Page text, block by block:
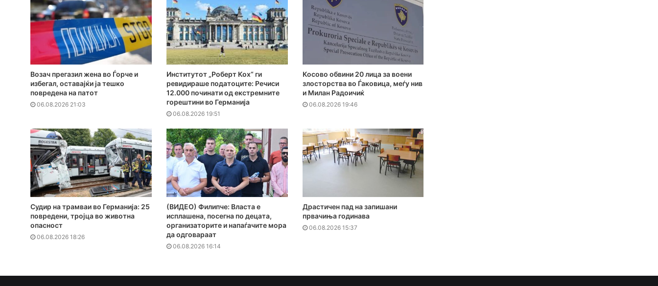
Возач прегазил жена во Ѓорче и
избегал, оставајќи ја тешко
повредена на патот
06.08.2026 21:03
Институтот „Роберт Кох“ ги
ревидираше податоците: Речиси
12.000 починати од екстремните
горештини во Германија
06.08.2026 19:51
Косово обвини 20 лица за воени
злосторства во Ѓаковица, меѓу нив
и Милан Радоичиќ
06.08.2026 19:46
Судир на трамваи во Германија: 25
повредени, тројца во животна
опасност
06.08.2026 18:26
(ВИДЕО) Филипче: Власта е
исплашена, посегна по децата,
организаторите и напаѓачите мора
да одговараат
06.08.2026 16:14
Драстичен пад на запишани
првачиња годинава
06.08.2026 15:37